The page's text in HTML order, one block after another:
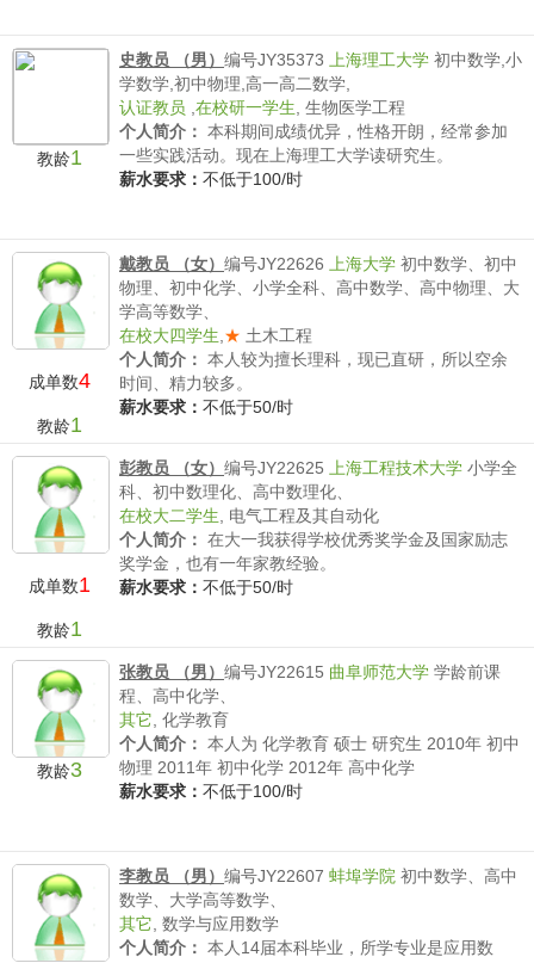
教龄1
史教员 （男） 编号JY35373 上海理工大学 初中数学,小
学数学,初中物理,高一高二数学,
认证教员 在校研一学生 生物医学工程
个人简介： 本科期间成绩优异，性格开朗，经常参加
一些实践活动。现在上海理工大学读研究生。
薪水要求： 不低于100/时
成单数4
教龄1
戴教员 （女） 编号JY22626 上海大学 初中数学、初中
物理、初中化学、小学全科、高中数学、高中物理、大
学高等数学、
在校大四学生 ★ 土木工程
个人简介： 本人较为擅长理科，现已直研，所以空余
时间、精力较多。
薪水要求： 不低于50/时
成单数1
教龄1
彭教员 （女） 编号JY22625 上海工程技术大学 小学全
科、初中数理化、高中数理化、
在校大二学生
电气工程及其自动化
个人简介： 在大一我获得学校优秀奖学金及国家励志
奖学金，也有一年家教经验。
薪水要求： 不低于50/时
教龄3
张教员 （男） 编号JY22615 曲阜师范大学 学龄前课
程、高中化学、
其它 化学教育
个人简介： 本人为 化学教育 硕士 研究生 2010年 初中
物理 2011年 初中化学 2012年 高中化学
薪水要求： 不低于100/时
李教员 （男） 编号JY22607 蚌埠学院 初中数学、高中
数学、大学高等数学、
其它 数学与应用数学
个人简介： 本人14届本科毕业，所学专业是应用数